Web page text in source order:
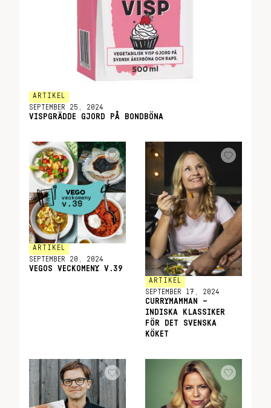
ARTIKEL
SEPTEMBER 25, 2024
VISPGRÄDDE GJORD PÅ BONDBÖNA
ARTIKEL
SEPTEMBER 20, 2024
VEGOS VECKOMENY V.39
ARTIKEL
SEPTEMBER 17, 2024
CURRYMAMMAN –
INDISKA KLASSIKER
FÖR DET SVENSKA
KÖKET